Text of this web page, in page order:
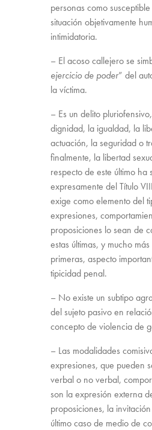
personas como
situación objetivamente
intimidatoria.
– El acoso callejero se
ejercicio de poder” del
la víctima.
– Es un delito
dignidad, la igualdad, la
actuación, la seguridad o
finalmente, la libertad
respecto de este último ha
expresamente del Título
exige como elemento del
expresiones,
proposiciones lo sean de
estas últimas, y mucho
primeras, aspecto
tipicidad penal.
– No existe un subtipo
del sujeto pasivo en
concepto de violencia de
– Las modalidades
expresiones, que pueden
verbal o no verbal,
son la expresión externa
proposiciones, la
último caso de medio de